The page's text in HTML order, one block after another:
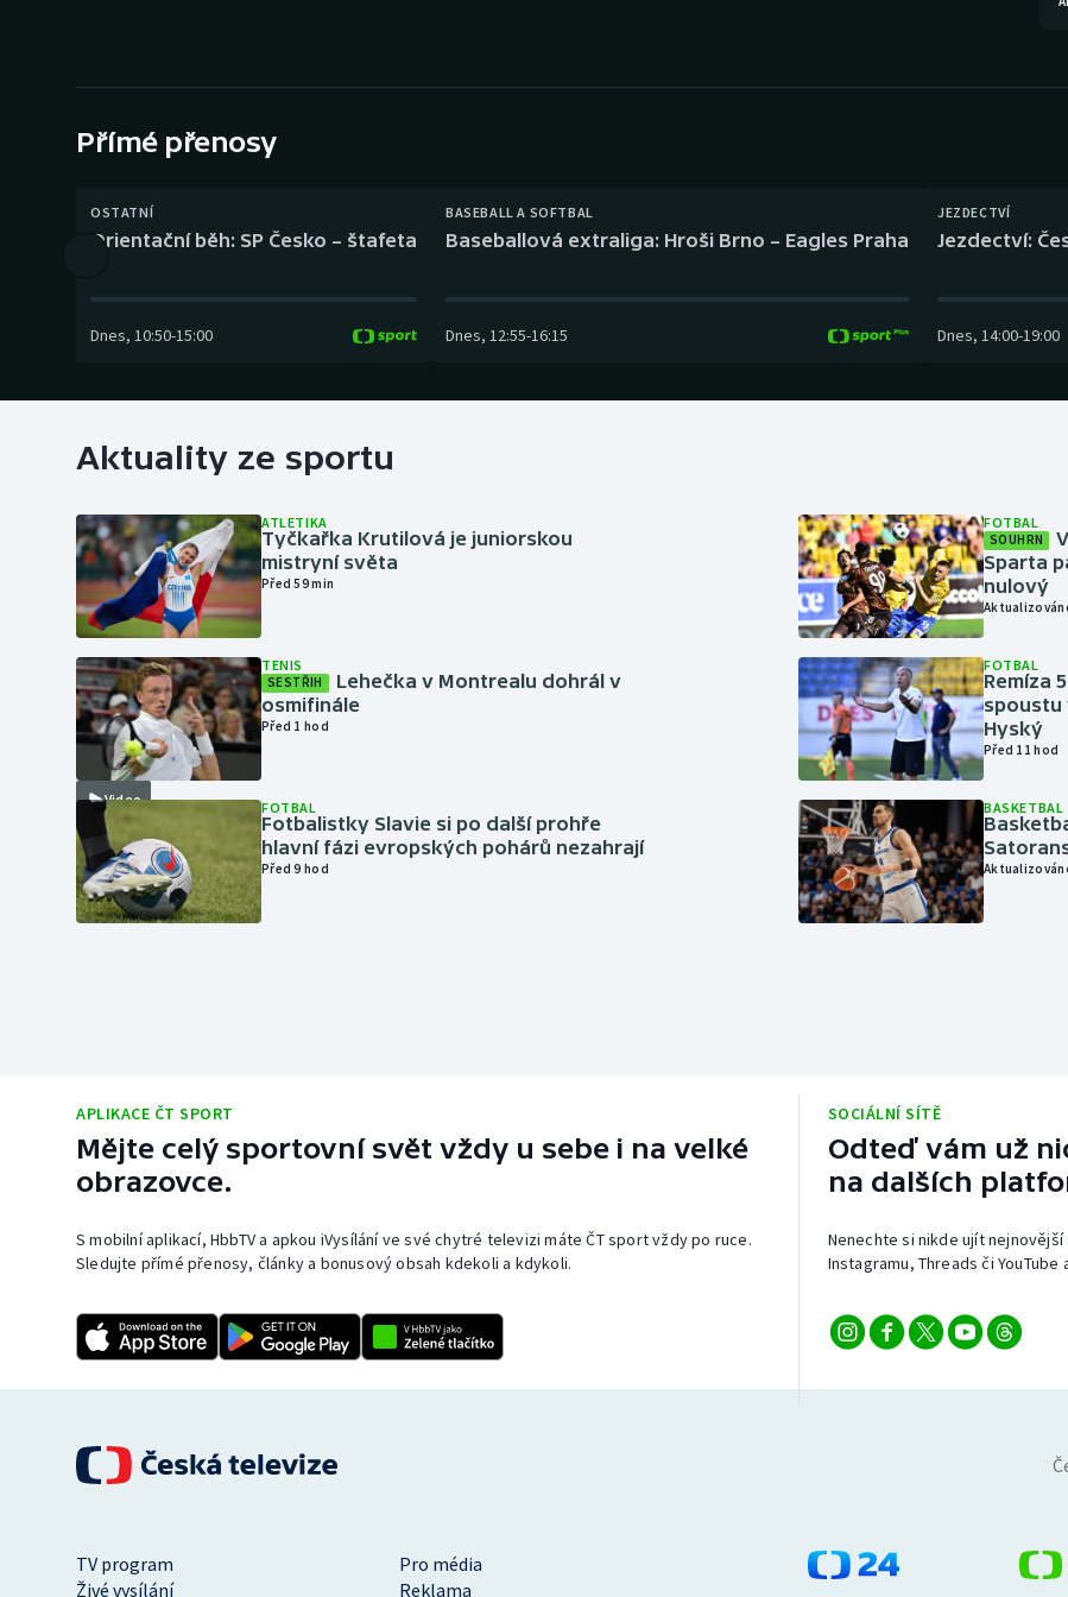
Golf Plavání Ostatní
Přímé přenosy
OSTATNÍ
Orientační běh: SP Česko – štafeta
Dnes, 10:50-15:00
BASEBALL A SOFTBAL
Baseballová extraliga: Hroši Brno – Eagles Praha
Dnes, 12:55-16:15
JEZDECTVÍ
Jezdectví:
Dnes, 14:00-19:00
Aktuality ze sportu
ATLETIKA
Tyčkařka Krutilová je juniorskou
mistryní světa
Před 59 min
Video
TENIS
SESTŘIH
Lehečka v Montrealu dohrál v
osmifinále
Před 1 hod
FOTBAL
Fotbalistky Slavie si po další prohře
hlavní fázi evropských pohárů nezahrají
Před 9 hod
FOTBAL
SOUHRN
Sparta
nulový
FOTBAL
Remíza
spoustu
Hyský
Před 11 hod
BASKETBAL
APLIKACE ČT SPORT
Mějte celý sportovní svět vždy u sebe i na velké
obrazovce.
S mobilní aplikací, HbbTV a apkou iVysílání ve své chytré televizi máte ČT sport vždy po ruce.
Sledujte přímé přenosy, články a bonusový obsah kdekoli a kdykoli.
SOCIÁLNÍ SÍTĚ
Odteď vám už
na dalších
Nenechte si nikde ujít
Instagramu, Threads či
TV program
Pro média
Živé vysílání
Reklama